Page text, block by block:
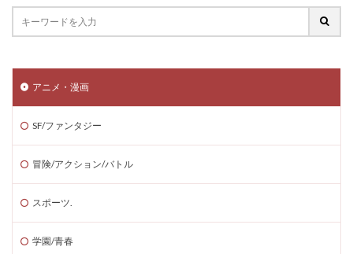
アニメ・漫画
SF/ファンタジー
冒険/アクション/バトル
スポーツ.
学園/青春